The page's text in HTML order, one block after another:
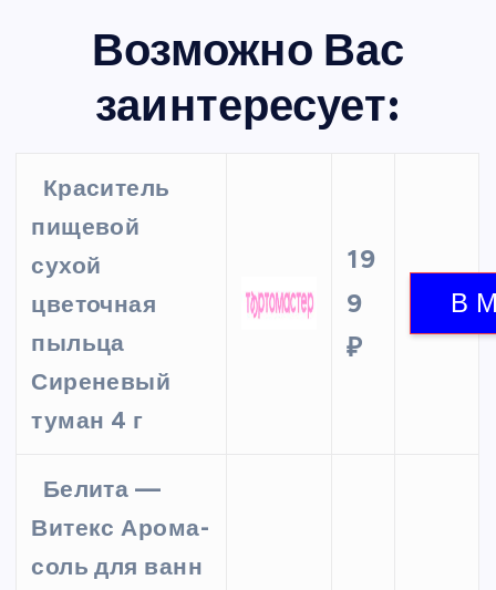
Возможно Вас
заинтересует:
Краситель
пищевой
сухой
цветочная
пыльца
Сиреневый
туман 4 г
19
9
₽
Белита —
Витекс Арома-
соль для ванн